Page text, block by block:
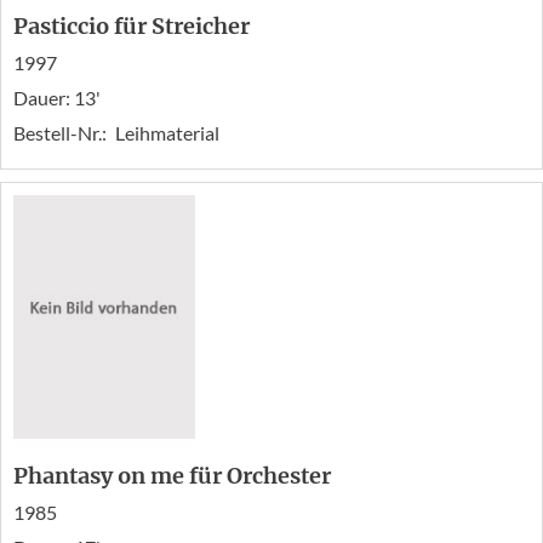
Pasticcio für Streicher
1997
Dauer: 13'
Bestell-Nr.: Leihmaterial
Phantasy on me für Orchester
1985